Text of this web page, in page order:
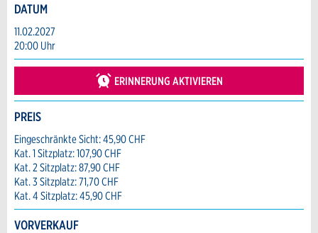
Anzeige beanstanden
Ihr Feedback wird sehr geschätzt!
Allgemeines Feedback
Anzeige nicht mehr gültig
Anzeige unvollständig
Anzeige weiterempfehlen
Empfehlen Sie diese Anzeige an Freunde
Reservation
Veranstaltungsdatum *:
Anzahl der Teilnehmer *:
Vorname / Nachname *:
Firma / Organisation:
DATUM
11.02.2027
20:00 Uhr
ERINNERUNG AKTIVIEREN
PREIS
Eingeschränkte Sicht: 45,90 CHF
Kat. 1 Sitzplatz: 107,90 CHF
Kat. 2 Sitzplatz: 87,90 CHF
Kat. 3 Sitzplatz: 71,70 CHF
Kat. 4 Sitzplatz: 45,90 CHF
VORVERKAUF